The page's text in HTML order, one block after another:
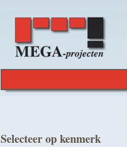
Selecteer op kenmerk